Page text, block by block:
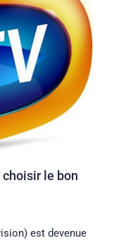
le bon
est devenue